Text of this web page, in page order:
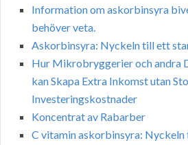
Information om askorbinsyra
behöver veta.
Askorbinsyra: Nyckeln till ett
Hur Mikrobryggerier och andra
kan Skapa Extra Inkomst utan
Investeringskostnader
Koncentrat av Rabarber
C vitamin askorbinsyra: